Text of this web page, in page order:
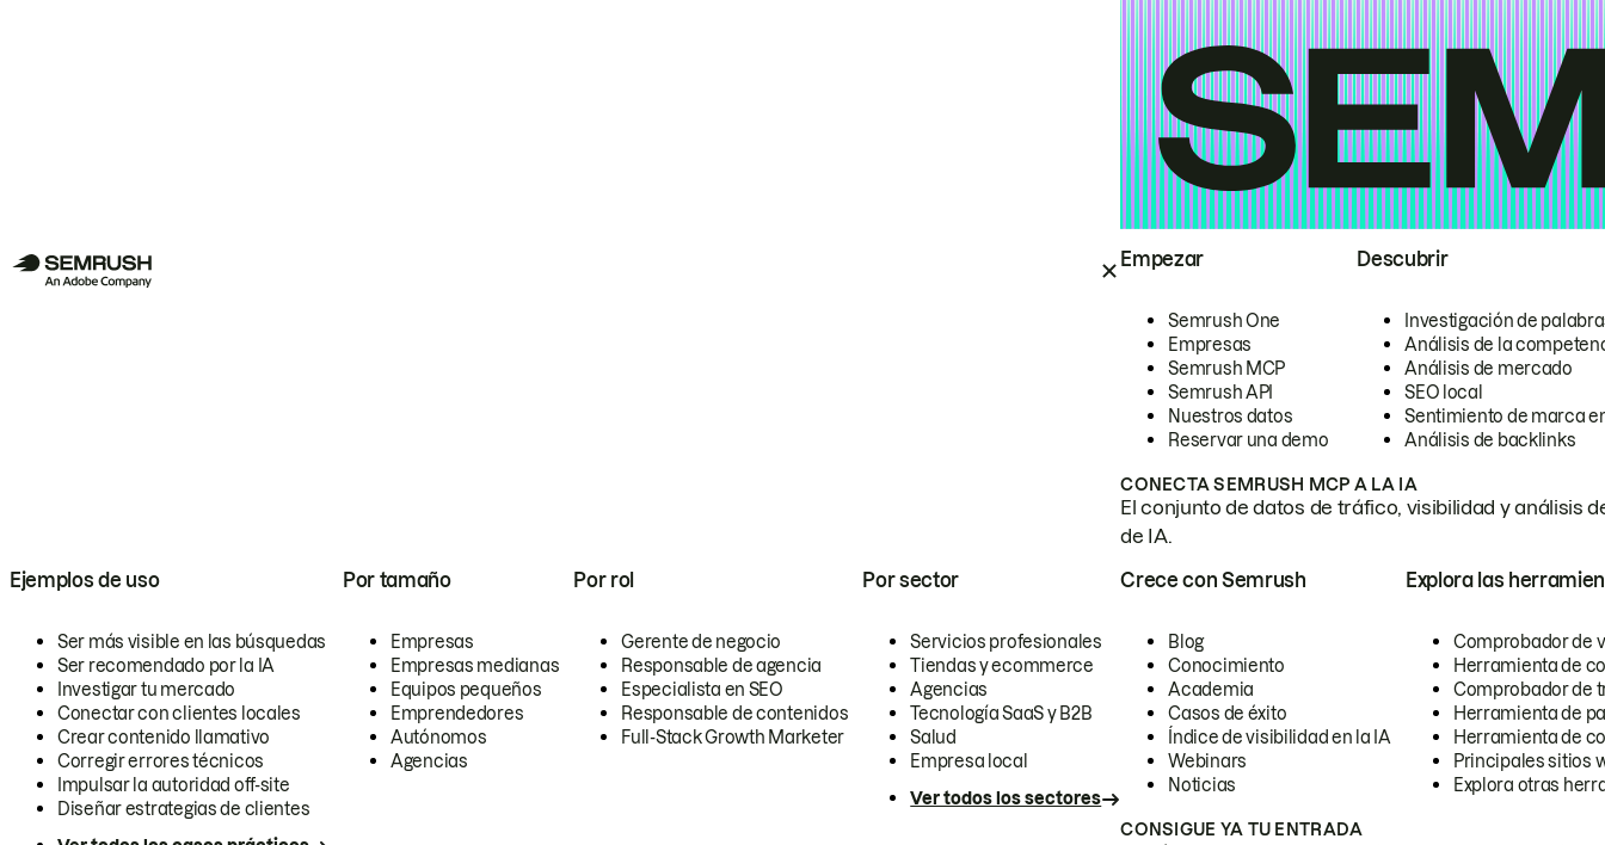
Empezar
Semrush One
Empresas
Semrush MCP
Semrush API
Nuestros datos
Reservar una demo
Descubrir
Investigación de
Análisis de la
Análisis de mercado
SEO local
Sentimiento de marca
Análisis de backlinks
CONECTA SEMRUSH MCP A LA IA
El conjunto de datos de tráfico, visibilidad y análisis
de IA.
Ejemplos de uso
Ser más visible en las búsquedas
Ser recomendado por la IA
Investigar tu mercado
Conectar con clientes locales
Crear contenido llamativo
Corregir errores técnicos
Impulsar la autoridad off-site
Diseñar estrategias de clientes
Por tamaño
Empresas
Empresas medianas
Equipos pequeños
Emprendedores
Autónomos
Agencias
Por rol
Gerente de negocio
Responsable de agencia
Especialista en SEO
Responsable de contenidos
Full-Stack Growth Marketer
Por sector
Servicios profesionales
Tiendas y ecommerce
Agencias
Tecnología SaaS y B2B
Salud
Empresa local
Ver todos los sectores
Crece con Semrush
Blog
Conocimiento
Academia
Casos de éxito
Índice de visibilidad en la IA
Webinars
Noticias
Explora las
Comprobador de
Herramienta de
Comprobador de
Herramienta de
Herramienta de
Principales sitios
Explora otras
CONSIGUE YA TU ENTRADA